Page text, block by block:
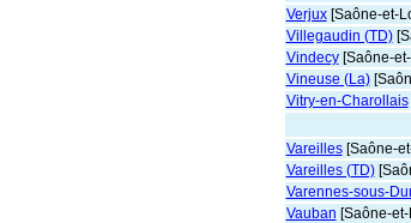
Verjux[Saône-et-
Villegaudin (TD)
Vindecy[Saône-
Vineuse (La)
Vitry-en-Charollais
Vareilles[Saône-
Vareilles (TD)
Varennes-sous-
Vauban [Saône-